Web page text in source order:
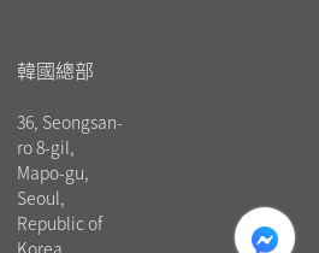
韓國總部
36, Seongsan-
ro 8-gil,
Mapo-gu,
Seoul,
Republic of
Korea
messenger